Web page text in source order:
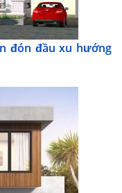
đón đầu xu hướng